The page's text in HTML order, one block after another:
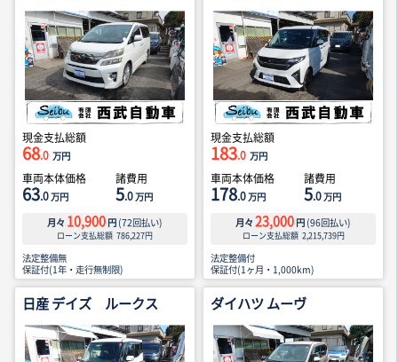
現金支払総額
68.0 万円
車両本体価格
63.0万円
諸費用
5.0万円
月々 10,900 円 (72回払い)
ローン支払総額 786,227円
法定整備無
保証付(1年・走行無制限)
現金支払総額
183.0 万円
車両本体価格
178.0万円
諸費用
5.0万円
月々 23,000 円 (96回払い)
ローン支払総額 2,215,739円
法定整備付
保証付(1ヶ月・1,000km)
日産 デイズ ルークス ダイハツ ムーヴ